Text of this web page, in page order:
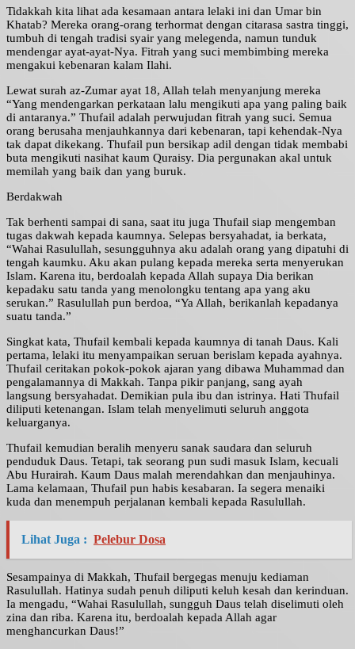
Tidakkah kita lihat ada kesamaan antara lelaki ini dan Umar bin
Khatab? Mereka orang-orang terhormat dengan citarasa sastra tinggi,
tumbuh di tengah tradisi syair yang melegenda, namun tunduk
mendengar ayat-ayat-Nya. Fitrah yang suci membimbing mereka
mengakui kebenaran kalam Ilahi.
Lewat surah az-Zumar ayat 18, Allah telah menyanjung mereka
“Yang mendengarkan perkataan lalu mengikuti apa yang paling baik
di antaranya.” Thufail adalah perwujudan fitrah yang suci. Semua
orang berusaha menjauhkannya dari kebenaran, tapi kehendak-Nya
tak dapat dikekang. Thufail pun bersikap adil dengan tidak membabi
buta mengikuti nasihat kaum Quraisy. Dia pergunakan akal untuk
memilah yang baik dan yang buruk.
Berdakwah
Tak berhenti sampai di sana, saat itu juga Thufail siap mengemban
tugas dakwah kepada kaumnya. Selepas bersyahadat, ia berkata,
“Wahai Rasulullah, sesungguhnya aku adalah orang yang dipatuhi di
tengah kaumku. Aku akan pulang kepada mereka serta menyerukan
Islam. Karena itu, berdoalah kepada Allah supaya Dia berikan
kepadaku satu tanda yang menolongku tentang apa yang aku
serukan.” Rasulullah pun berdoa, “Ya Allah, berikanlah kepadanya
suatu tanda.”
Singkat kata, Thufail kembali kepada kaumnya di tanah Daus. Kali
pertama, lelaki itu menyampaikan seruan berislam kepada ayahnya.
Thufail ceritakan pokok-pokok ajaran yang dibawa Muhammad dan
pengalamannya di Makkah. Tanpa pikir panjang, sang ayah
langsung bersyahadat. Demikian pula ibu dan istrinya. Hati Thufail
diliputi ketenangan. Islam telah menyelimuti seluruh anggota
keluarganya.
Thufail kemudian beralih menyeru sanak saudara dan seluruh
penduduk Daus. Tetapi, tak seorang pun sudi masuk Islam, kecuali
Abu Hurairah. Kaum Daus malah merendahkan dan menjauhinya.
Lama kelamaan, Thufail pun habis kesabaran. Ia segera menaiki
kuda dan menempuh perjalanan kembali kepada Rasulullah.
Lihat Juga : Pelebur Dosa
Sesampainya di Makkah, Thufail bergegas menuju kediaman
Rasulullah. Hatinya sudah penuh diliputi keluh kesah dan kerinduan.
Ia mengadu, “Wahai Rasulullah, sungguh Daus telah diselimuti oleh
zina dan riba. Karena itu, berdoalah kepada Allah agar
menghancurkan Daus!”